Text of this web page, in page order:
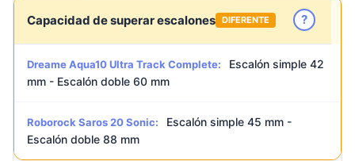
Capacidad de superar escalones DIFERENTE ?
Dreame Aqua10 Ultra Track Complete:
Escalón simple 42
mm - Escalón doble 60 mm
Roborock Saros 20 Sonic:
Escalón simple 45 mm -
Escalón doble 88 mm